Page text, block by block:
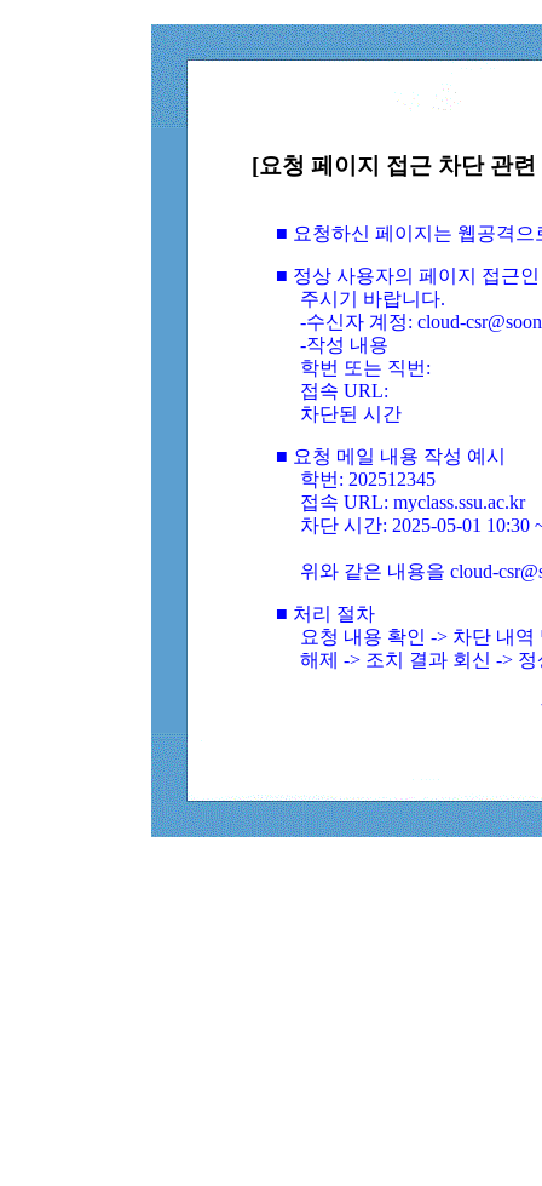
[요청 페이지 접근 차단 관
■ 요청하신 페이지는 웹공격
■ 정상 사용자의 페이지 접근
주시기 바랍니다.
-수신자 계정: cloud-
-작성 내용
학번 또는 직번:
접속 URL:
차단된 시간
■ 요청 메일 내용 작성 예시
학번: 202512345
접속 URL: myclass.ssu.ac.kr
차단 시간: 2025-05-01 10:30
위와 같은 내용을 cloud-
■ 처리 절차
요청 내용 확인 -> 차단 내
해제 -> 조치 결과 회신 ->